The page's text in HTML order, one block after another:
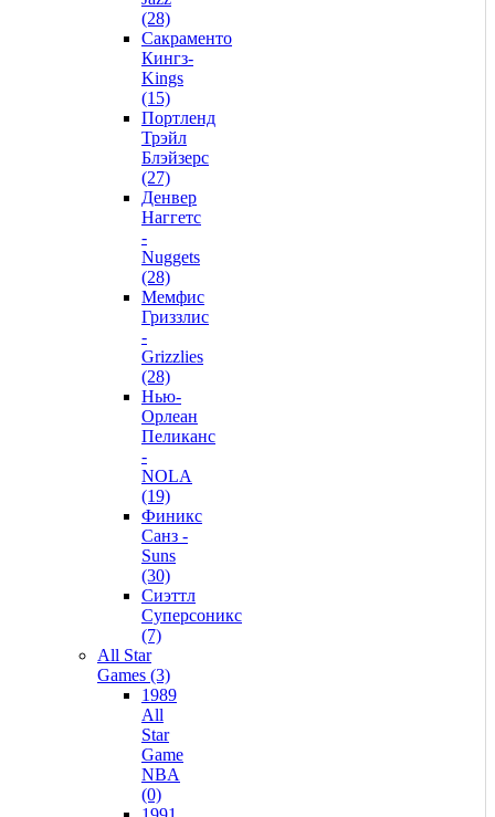
(28)
Сакраменто
Кингз-
Kings
(15)
Портленд
Трэйл
Блэйзерс
(27)
Денвер
Наггетс
-
Nuggets
(28)
Мемфис
Гриззлис
-
Grizzlies
(28)
Нью-
Орлеан
Пеликанс
-
NOLA
(19)
Финикс
Санз -
Suns
(30)
Сиэттл
Суперсоникс
(7)
All Star
Games (3)
1989
All
Star
Game
NBA
(0)